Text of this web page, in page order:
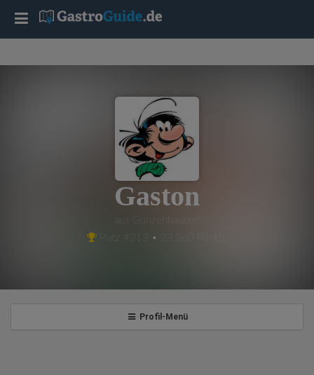
Gaston
Platz #213 • 23,360 Punkte
Profil-Menü
T